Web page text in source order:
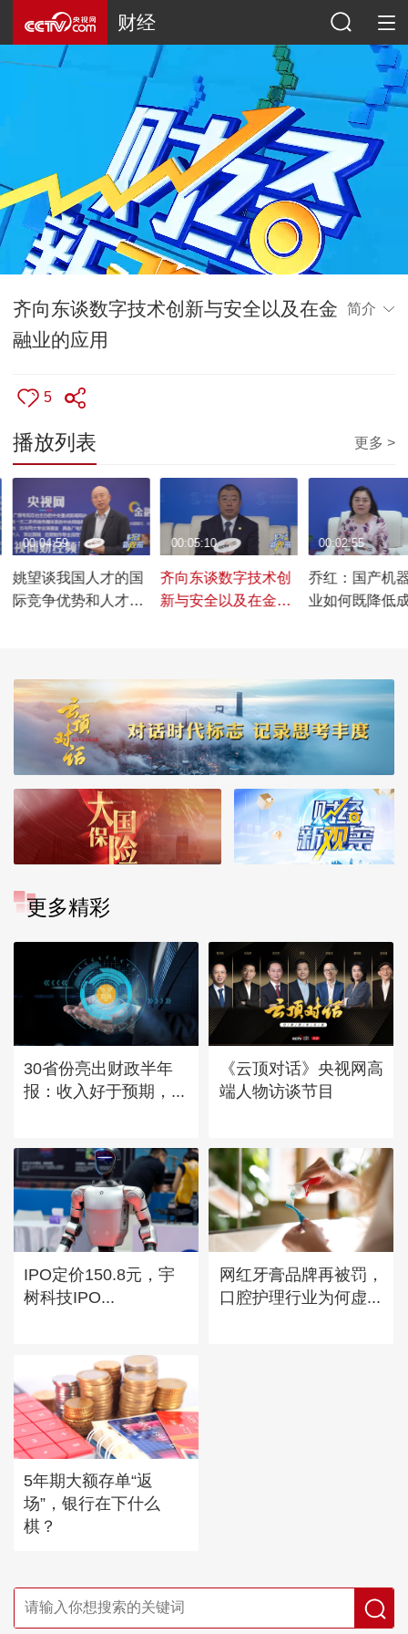
财经
齐向东谈数字技术创新与安全以及在金
融业的应用
简介
5
播放列表 更多 >
姚望谈我国人才的国
际竞争优势和人才制
00:04:59
齐向东谈数字技术创
新与安全以及在金融
00:05:10
乔红：国产机
业如何既降低
00:02:55
更多精彩
30省份亮出财政半年
报：收入好于预期，...
《云顶对话》央视网高
端人物访谈节目
IPO定价150.8元，宇
树科技IPO...
网红牙膏品牌再被罚，
口腔护理行业为何虚...
5年期大额存单“返
场”，银行在下什么
棋？